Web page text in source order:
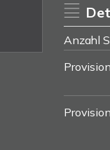
Anzahl